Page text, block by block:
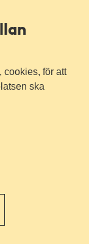
cookies, för att
ska